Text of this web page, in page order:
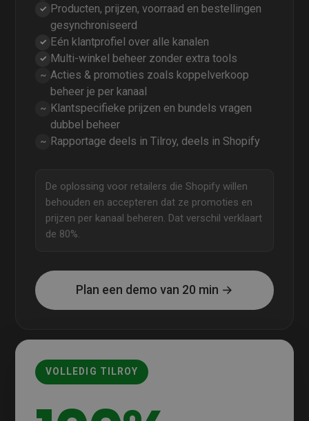
✓ Producten, prijzen, voorraad en bestellingen
gesynchroniseerd
✓ Eén klantprofiel over alle kanalen
✓ Multi-winkel beheer zonder extra tools
~ Acties & promoties zoals koppelverkoop
beheer je per kanaal
~ Klantspecifieke prijzen en bundels vragen
dubbel beheer
~ Rapportage deels in Tilroy, deels in Shopify
De oplossing voor retailers die Shopify willen
behouden en accepteren dat ze promoties en
prijzen per kanaal beheren. Dat verschil verklaart
de 80%.
Plan een demo van 20 min →
VOLLEDIG TILROY